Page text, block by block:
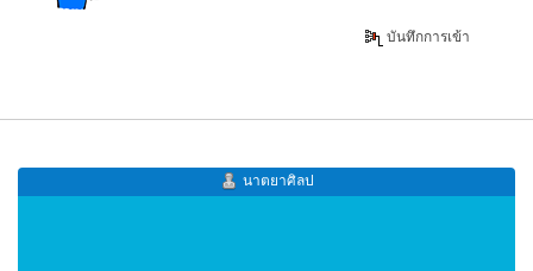
บันทึกการเข้า
นาตยาศิลป